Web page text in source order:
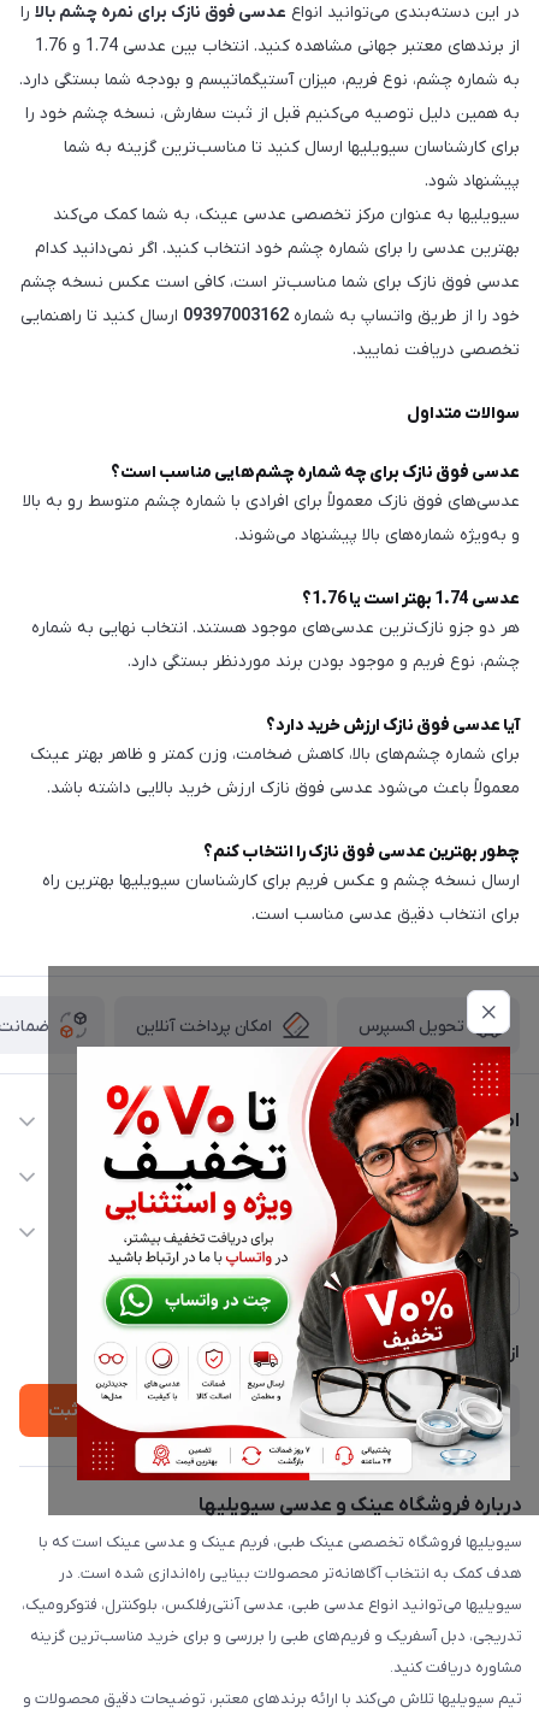
در این دسته‌بندی می‌توانید انواع عدسی فوق نازک برای نمره چشم بالا را
از برندهای معتبر جهانی مشاهده کنید. انتخاب بین عدسی 1.74 و 1.76
به شماره چشم، نوع فریم، میزان آستیگماتیسم و بودجه شما بستگی دارد.
به همین دلیل توصیه می‌کنیم قبل از ثبت سفارش، نسخه چشم خود را
برای کارشناسان سیویلیها ارسال کنید تا مناسب‌ترین گزینه به شما
پیشنهاد شود.
سیویلیها به عنوان مرکز تخصصی عدسی عینک، به شما کمک می‌کند
بهترین عدسی را برای شماره چشم خود انتخاب کنید. اگر نمی‌دانید کدام
عدسی فوق نازک برای شما مناسب‌تر است، کافی است عکس نسخه چشم
خود را از طریق واتساپ به شماره 09397003162 ارسال کنید تا راهنمایی
تخصصی دریافت نمایید.
سوالات متداول
عدسی فوق نازک برای چه شماره چشم‌هایی مناسب است؟
عدسی‌های فوق نازک معمولاً برای افرادی با شماره چشم متوسط رو به بالا
و به‌ویژه شماره‌های بالا پیشنهاد می‌شوند.
عدسی 1.74 بهتر است یا 1.76؟
هر دو جزو نازک‌ترین عدسی‌های موجود هستند. انتخاب نهایی به شماره
چشم، نوع فریم و موجود بودن برند موردنظر بستگی دارد.
آیا عدسی فوق نازک ارزش خرید دارد؟
برای شماره چشم‌های بالا، کاهش ضخامت، وزن کمتر و ظاهر بهتر عینک
معمولاً باعث می‌شود عدسی فوق نازک ارزش خرید بالایی داشته باشد.
چطور بهترین عدسی فوق نازک را انتخاب کنم؟
ارسال نسخه چشم و عکس فریم برای کارشناسان سیویلیها بهترین راه
برای انتخاب دقیق عدسی مناسب است.
تحویل اکسپرس امکان پرداخت آنلاین ضمانت
اطلاعات تماس
02177116909
info@civiliha.com
ارسال فوری در تهران + ارسال به سراسر کشور
دسترسی سریع
حساب کاربری
مجله فروشگاه
لیست محصولات
درباره ما
خدمات مشتریان
حریم خصوصی
پشتیبانی واتساپ 09397003162
از جدید‌ترین تخفیف‌ها با‌ خبر شوید
ثبت
درباره فروشگاه عینک و عدسی سیویلیها
سیویلیها فروشگاه تخصصی عینک طبی، فریم عینک و عدسی عینک است که با
هدف کمک به انتخاب آگاهانه‌تر محصولات بینایی راه‌اندازی شده است. در
سیویلیها می‌توانید انواع عدسی طبی، عدسی آنتی‌رفلکس، بلوکنترل، فتوکرومیک،
تدریجی، دبل آسفریک و فریم‌های طبی را بررسی و برای خرید مناسب‌ترین گزینه
مشاوره دریافت کنید.
تیم سیویلیها تلاش می‌کند با ارائه برندهای معتبر، توضیحات دقیق محصولات و